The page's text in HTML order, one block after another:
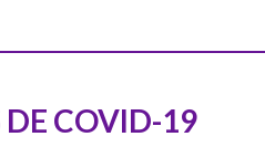
DE COVID-19